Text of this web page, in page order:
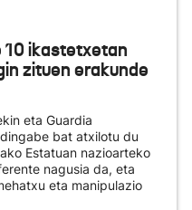
10 ikastetxetan
zituen erakunde
eta Guardia
bat atxilotu du
Estatuan nazioarteko
nagusia da, eta
eta manipulazio